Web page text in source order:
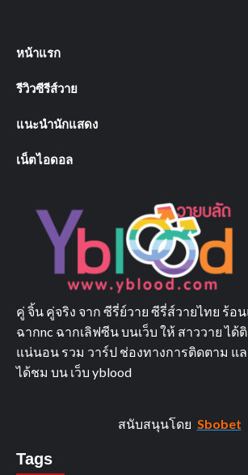
หน้าแรก
รีวิวซีรีส์วาย
แนะนำนักแสดง
เน็ตไอดอล
คู่ จิ้น คู่จริง จาก ซีรี่ย์วาย ซีรี่ส์วายไทย ร้อ
ฉากnc ฉากเลิฟซีน บนเว็บ ให้ สาววาย ได้
แน่นอน รวม วาร์ป ช่องทางการติดตาม แ
ได้ชม บน เว็บ yblood
สนับสนุนโดย Sbobet
Tags